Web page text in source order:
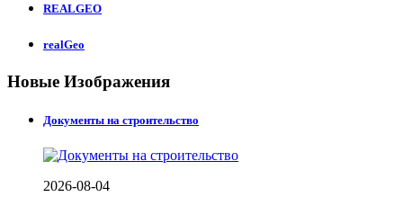
REALGEO
realGeo
Новые Изображения
Документы на строительство
2026-08-04